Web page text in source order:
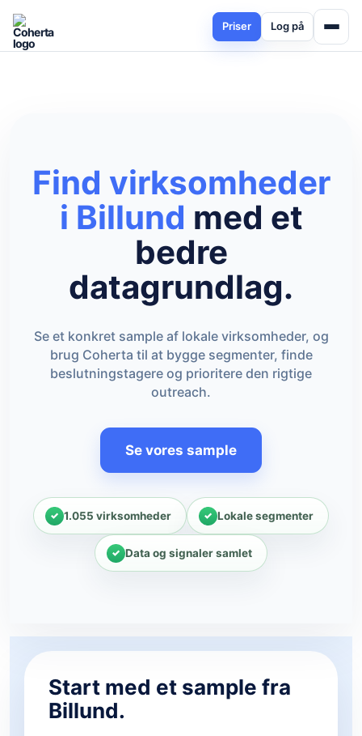
Priser Log på
Find virksomheder
i Billund med et
bedre
datagrundlag.
Se et konkret sample af lokale virksomheder, og
brug Coherta til at bygge segmenter, finde
beslutningstagere og prioritere den rigtige
outreach.
Se vores sample
1.055 virksomheder Lokale segmenter
Data og signaler samlet
Start med et sample fra
Billund.